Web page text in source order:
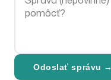
Odoslať správu →